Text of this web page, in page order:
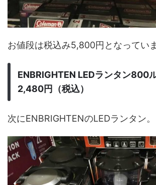
お値段は税込み5,800円となってい
ENBRIGHTEN LEDランタン800
2,480円（税込）
次にENBRIGHTENのLEDランタン。